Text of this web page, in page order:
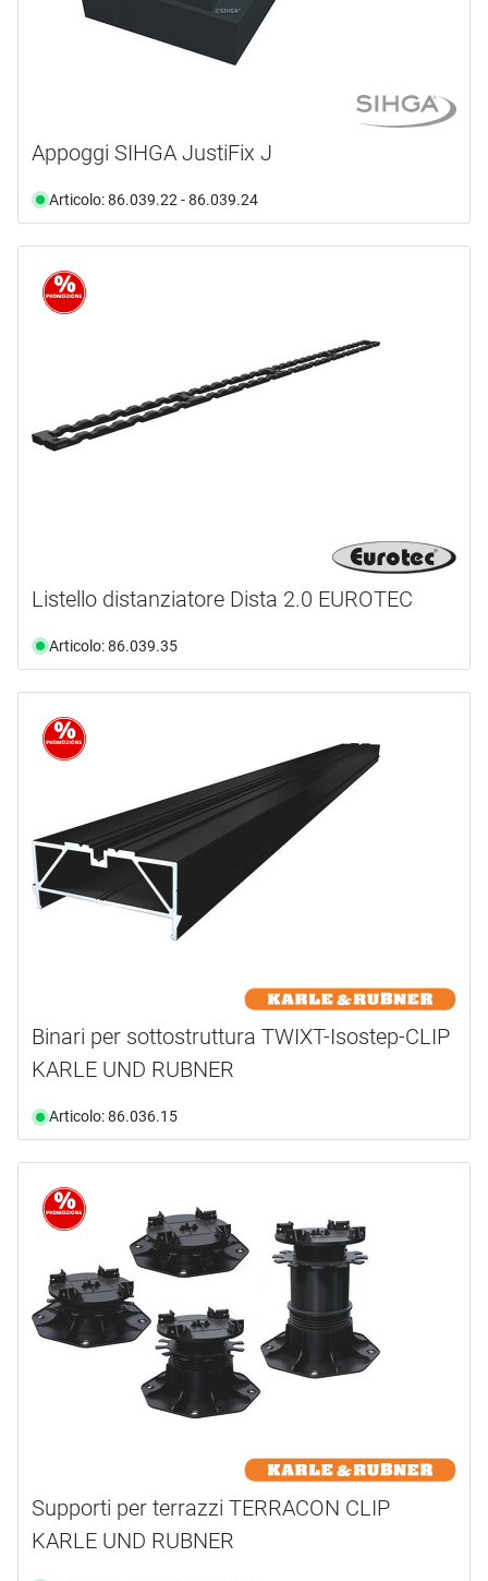
Appoggi SIHGA JustiFix J
Articolo: 86.039.22 - 86.039.24
Listello distanziatore Dista 2.0 EUROTEC
Articolo: 86.039.35
Binari per sottostruttura TWIXT-Isostep-CLIP
KARLE UND RUBNER
Articolo: 86.036.15
Supporti per terrazzi TERRACON CLIP
KARLE UND RUBNER